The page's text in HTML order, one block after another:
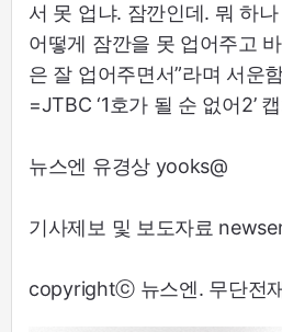
서 못 업냐. 잠깐인데. 뭐 하
어떻게 잠깐을 못 업어주고
은 잘 업어주면서”라며 서운
=JTBC ‘1호가 될 순 없어2’
뉴스엔 유경상 yooks@
기사제보 및 보도자료
copyrightⓒ 뉴스엔. 무단전